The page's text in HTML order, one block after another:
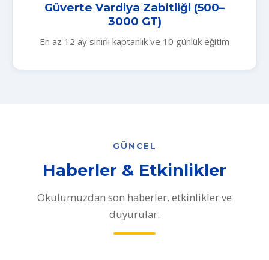
Güverte Vardiya Zabitliği (500–
3000 GT)
En az 12 ay sınırlı kaptanlık ve 10 günlük eğitim
GÜNCEL
Haberler & Etkinlikler
Okulumuzdan son haberler, etkinlikler ve
duyurular.